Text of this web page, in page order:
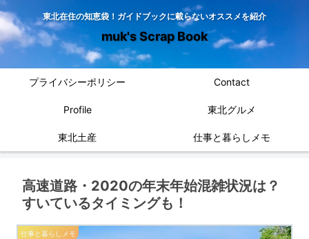
東北在住の知恵袋！ガイドブックに載らないオススメを紹介
muk's Scrap Book
プライバシーポリシー Contact
Profile 東北グルメ
東北土産 仕事と暮らしメモ
高速道路・2020の年末年始混雑状況は？
すいているタイミングも！
仕事と暮らしメモ